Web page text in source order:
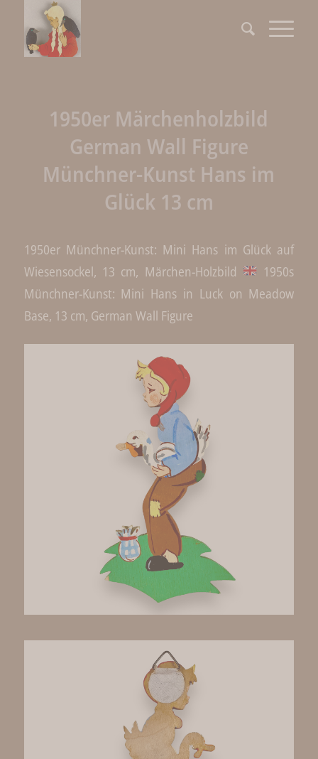
1950er Märchenholzbild
German Wall Figure
Münchner-Kunst Hans im
Glück 13 cm
1950er Münchner-Kunst: Mini Hans im Glück auf
Wiesensockel, 13 cm, Märchen-Holzbild
1950s
Münchner-Kunst: Mini Hans in Luck on Meadow
Base, 13 cm, German Wall Figure